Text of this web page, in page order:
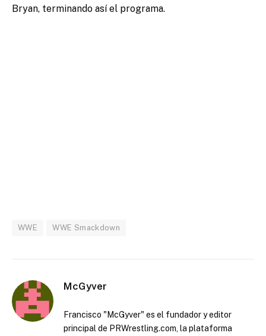
Bryan, terminando así el programa.
WWE WWE Smackdown
McGyver
Francisco "McGyver" es el fundador y editor
principal de PRWrestling.com, la plataforma